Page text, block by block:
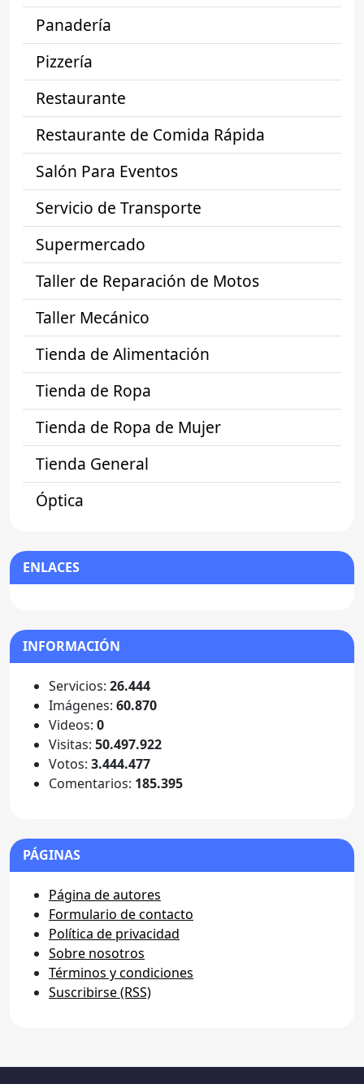
Panadería
Pizzería
Restaurante
Restaurante de Comida Rápida
Salón Para Eventos
Servicio de Transporte
Supermercado
Taller de Reparación de Motos
Taller Mecánico
Tienda de Alimentación
Tienda de Ropa
Tienda de Ropa de Mujer
Tienda General
Óptica
ENLACES
INFORMACIÓN
Servicios: 26.444
Imágenes: 60.870
Videos: 0
Visitas: 50.497.922
Votos: 3.444.477
Comentarios: 185.395
PÁGINAS
Página de autores
Formulario de contacto
Política de privacidad
Sobre nosotros
Términos y condiciones
Suscribirse (RSS)